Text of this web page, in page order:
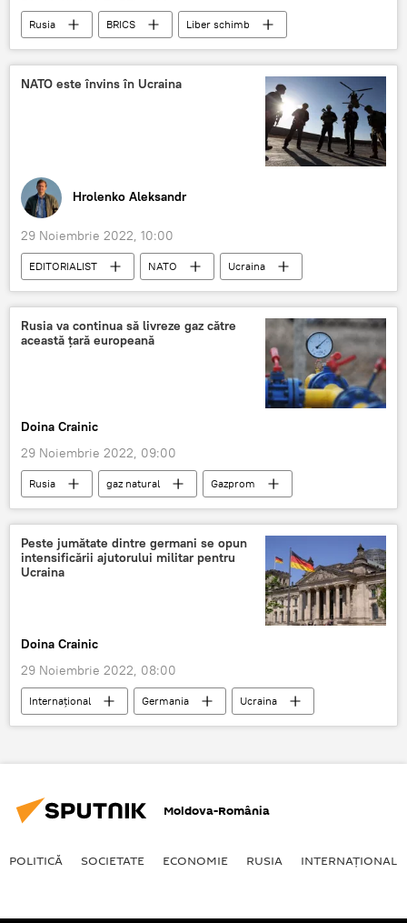
Rusia BRICS Liber schimb
NATO este învins în Ucraina
Hrolenko Aleksandr
29 Noiembrie 2022, 10:00
EDITORIALIST NATO Ucraina
Rusia va continua să livreze gaz către
această ţară europeană
Doina Crainic
29 Noiembrie 2022, 09:00
Rusia gaz natural
Gazprom
Moldova
Peste jumătate dintre germani se opun
intensificării ajutorului militar pentru
Ucraina
Doina Crainic
29 Noiembrie 2022, 08:00
Internaţional Germania Ucraina
Moldova-România
POLITICĂ SOCIETATE ECONOMIE RUSIA INTERNAŢIONAL